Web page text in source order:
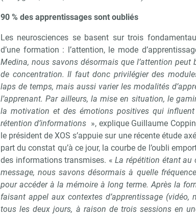
90 % des apprentissages sont oubliés
Les neurosciences se basent sur trois
d’une formation : l’attention, le mode
Medina, nous savons désormais que l’attention peut
de concentration. Il faut donc privilégier des
laps de temps, mais aussi varier les modalités
l’apprenant. Par ailleurs, la mise en situation, le
la motivation et des émotions positives qui
rétention d’informations », explique Guillaume
le président de XOS s’appuie sur une récente étude
part du constat qu’à ce jour, la courbe de l’oubli
des informations transmises. «La répétition étant au
message, nous savons désormais à quelle
pour accéder à la mémoire à long terme. Après la
faisant appel aux contextes d’apprentissage
tous les deux jours, à raison de trois sessions en
Non merci, je